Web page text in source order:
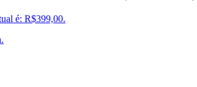
é: R$399,00.